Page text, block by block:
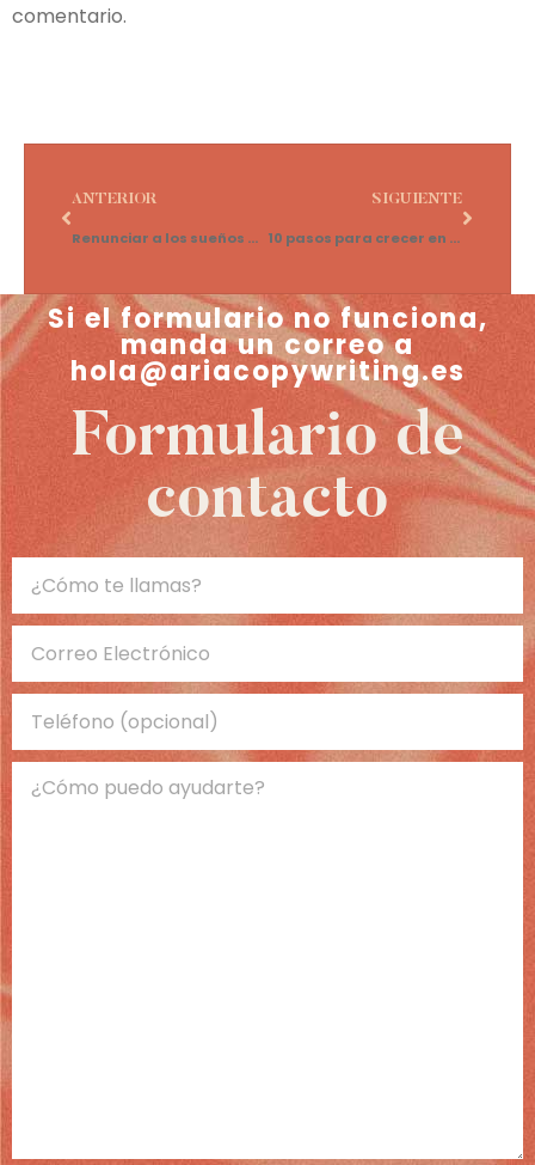
comentario.
ANTERIOR
Renunciar a los sueños para ser feliz, ¿victoria o derrota?
SIGUIENTE
10 pasos para crecer en Instagram
Si el formulario no funciona,
manda un correo a
hola@ariacopywriting.es
Formulario de
contacto